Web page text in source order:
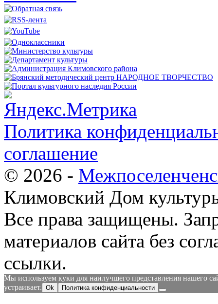
Политика
соглашение
© 2026 -
Климовский Дом
Все права защищены.
материалов сайта без
ссылки.
Мы используем куки для наилучшего представления нашего
устраивает. Ok Политика конфиденциальности